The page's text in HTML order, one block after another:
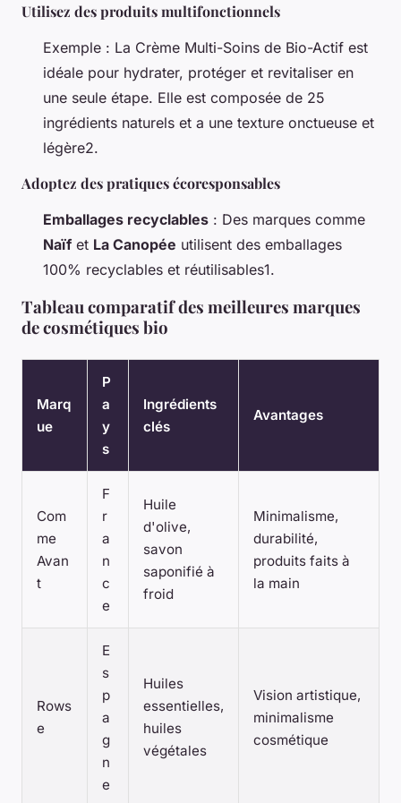
Utilisez des produits multifonctionnels
Exemple : La Crème Multi-Soins de Bio-Actif est
idéale pour hydrater, protéger et revitaliser en
une seule étape. Elle est composée de 25
ingrédients naturels et a une texture onctueuse et
légère2.
Adoptez des pratiques écoresponsables
Emballages recyclables : Des marques comme
Naïf et La Canopée utilisent des emballages
100% recyclables et réutilisables1.
Tableau comparatif des meilleures marques
de cosmétiques bio
Marq
ue
P
a
y
s
Ingrédients
clés
Avantages
Com
me
Avan
t
F
r
a
n
c
e
Huile
d'olive,
savon
saponifié à
froid
Minimalisme,
durabilité,
produits faits à
la main
Rows
e
E
s
p
a
g
n
e
Huiles
essentielles,
huiles
végétales
Vision artistique,
minimalisme
cosmétique